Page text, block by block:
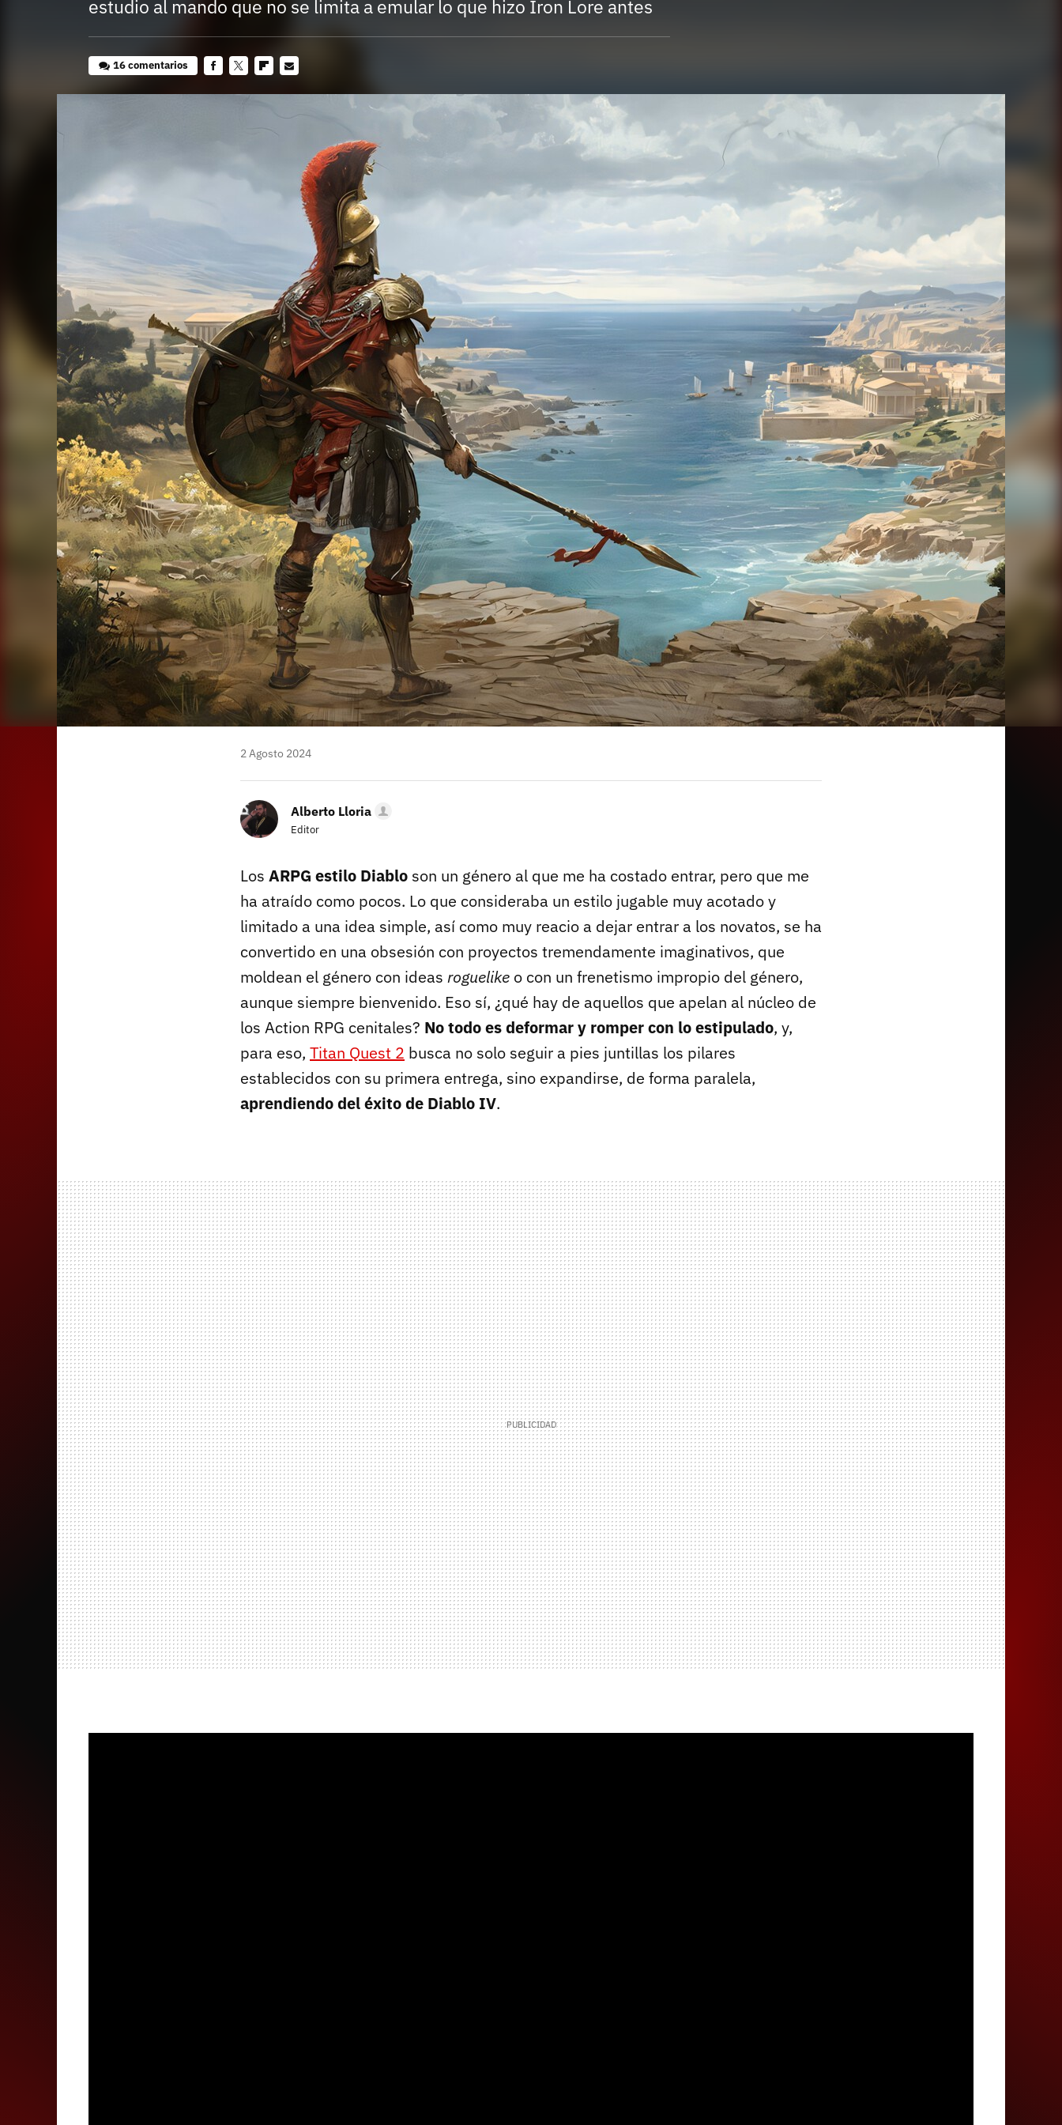
estudio al mando que no se limita a emular lo que hizo Iron Lore antes
16 comentarios
2 Agosto 2024
Alberto Lloria
Editor
Los ARPG estilo Diablo son un género al que me ha costado entrar, pero que me
ha atraído como pocos. Lo que consideraba un estilo jugable muy acotado y
limitado a una idea simple, así como muy reacio a dejar entrar a los novatos, se ha
convertido en una obsesión con proyectos tremendamente imaginativos, que
moldean el género con ideas roguelike o con un frenetismo impropio del género,
aunque siempre bienvenido. Eso sí, ¿qué hay de aquellos que apelan al núcleo de
los Action RPG cenitales? No todo es deformar y romper con lo estipulado, y,
para eso, Titan Quest 2 busca no solo seguir a pies juntillas los pilares
establecidos con su primera entrega, sino expandirse, de forma paralela,
aprendiendo del éxito de Diablo IV.